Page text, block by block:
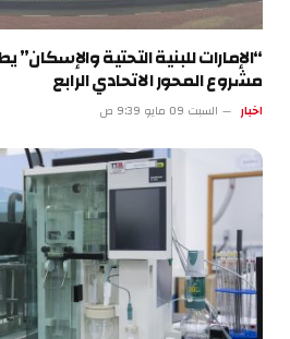
“الإمارات للبنية التحتية
مشروع المحور الاتحادي الرابع
اخبار السبت 09 مايو 9:39 ص